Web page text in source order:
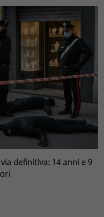
definitiva: 14 anni e 9